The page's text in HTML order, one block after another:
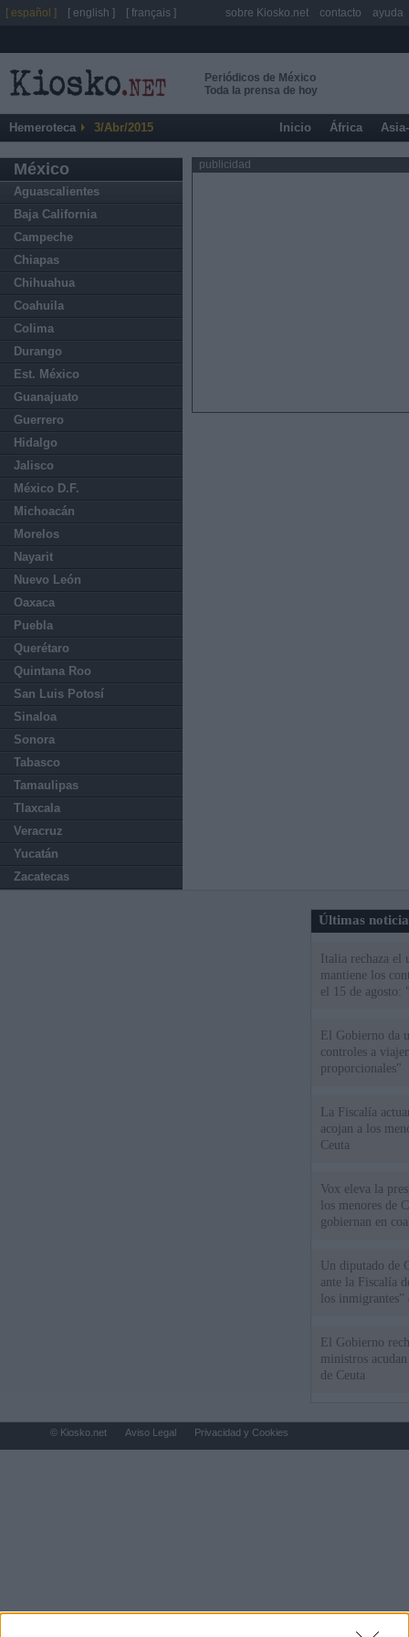
Periódicos de México
Toda la prensa de hoy
Hemeroteca 3/Abr/2015 Inicio África
México
Aguascalientes
Baja California
Campeche
Chiapas
Chihuahua
Coahuila
Colima
Durango
Est. México
Guanajuato
Guerrero
Hidalgo
Jalisco
México D.F.
Michoacán
Morelos
Nayarit
Nuevo León
Oaxaca
Puebla
Querétaro
Quintana Roo
San Luis Potosí
Sinaloa
Sonora
Tabasco
Tamaulipas
Tlaxcala
Veracruz
Yucatán
Zacatecas
publicidad
Últimas
Italia rechaza
mantiene los
el 15 de agosto:
El Gobierno da
controles a
proporcionales"
La Fiscalía
acojan a los
Ceuta
Vox eleva la
los menores de
gobiernan en
Un diputado de
ante la Fiscalía
los inmigrantes”
El Gobierno
ministros
de Ceuta
[ español ] [ english ] [ français ] sobre Kiosko.net contacto ayuda
© Kiosko.net Aviso Legal Privacidad y Cookies